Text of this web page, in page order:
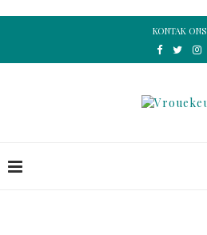
KONTAK ONS